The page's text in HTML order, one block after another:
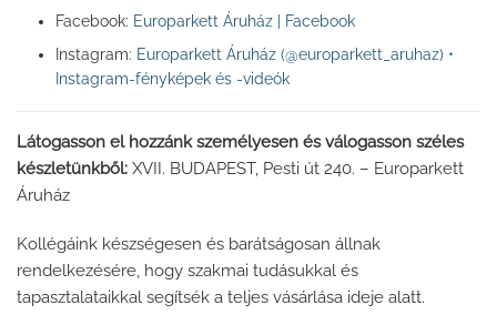
Facebook: Europarkett Áruház | Facebook
Instagram: Europarkett Áruház (@europarkett_aruhaz) •
Instagram-fényképek és -videók
Látogasson el hozzánk személyesen és válogasson széles
készletünkből: XVII. BUDAPEST, Pesti út 240. – Europarkett
Áruház
Kollégáink készségesen és barátságosan állnak
rendelkezésére, hogy szakmai tudásukkal és
tapasztalataikkal segítsék a teljes vásárlása ideje alatt.